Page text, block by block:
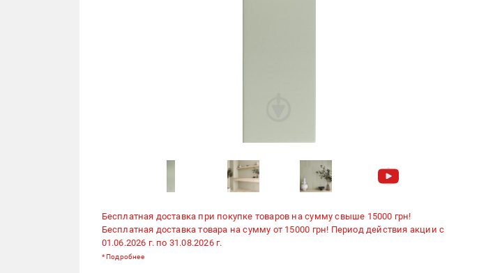
Бесплатная доставка при покупке товаров на сумму свыше 15000 грн!
Бесплатная доставка товара на сумму от 15000 грн! Период действия акции с
01.06.2026 г. по 31.08.2026 г.
*Подробнее